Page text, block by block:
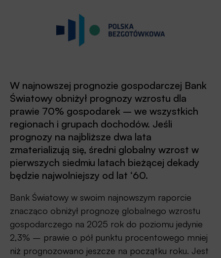
W najnowszej prognozie gospodarczej Bank
Światowy obniżył prognozy wzrostu dla
prawie 70% gospodarek – we wszystkich
regionach i grupach dochodów. Jeśli
prognozy na najbliższe dwa lata
zmaterializują się, średni globalny wzrost w
pierwszych siedmiu latach bieżącej dekady
będzie najwolniejszy od lat ‘60.
Bank Światowy w swoim najnowszym raporcie
znacząco obniżył prognozę globalnego wzrostu
gospodarczego na 2025 rok do poziomu jedynie
2,3% – prawie o pół punktu procentowego mniej
niż prognozowano jeszcze na początku roku. Jest